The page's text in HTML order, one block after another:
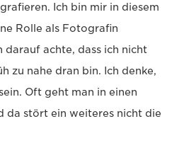
Ich bin mir in diesem
Rolle als Fotografin
darauf achte, dass ich nicht
zu nahe dran bin. Ich denke,
Oft geht man in einen
da stört ein weiteres nicht die